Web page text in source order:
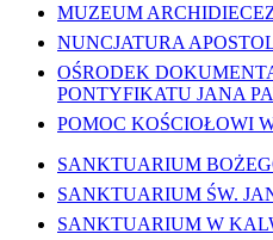
MUZEUM
NUNCJATURA
OŚRODEK
PONTYFIKATU JANA
POMOC KOŚCIOŁOWI
SANKTUARIUM
SANKTUARIUM ŚW.
SANKTUARIUM W